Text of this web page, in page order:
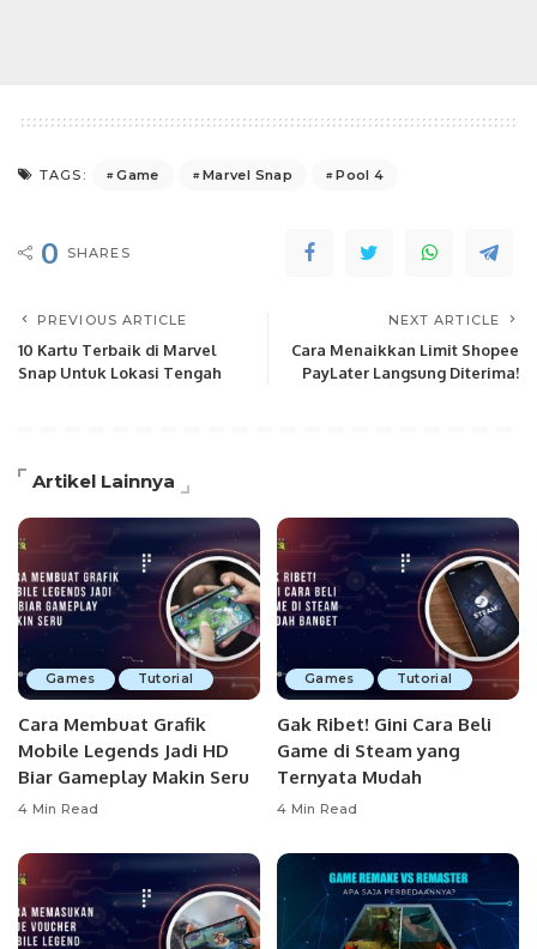
TAGS: Game Marvel Snap Pool 4
0 SHARES
PREVIOUS ARTICLE
10 Kartu Terbaik di Marvel
Snap Untuk Lokasi Tengah
NEXT ARTICLE
Cara Menaikkan Limit Shopee
PayLater Langsung Diterima!
Artikel Lainnya
Games Tutorial
Cara Membuat Grafik
Mobile Legends Jadi HD
Biar Gameplay Makin Seru
4 Min Read
Games Tutorial
Gak Ribet! Gini Cara Beli
Game di Steam yang
Ternyata Mudah
4 Min Read